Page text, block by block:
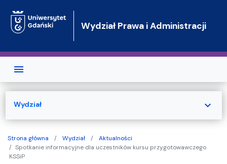
Wydział Prawa i Administracji
Strona główna Wydział
Aktualności
Spotkanie informacyjne dla uczestników kursu przygotowawczego
KSSiP
Wydział expand_more